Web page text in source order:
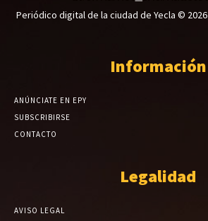
Periódico digital de la ciudad de Yecla © 2026
Información
ANÚNCIATE EN EPY
SUBSCRIBIRSE
CONTACTO
Legalidad
AVISO LEGAL